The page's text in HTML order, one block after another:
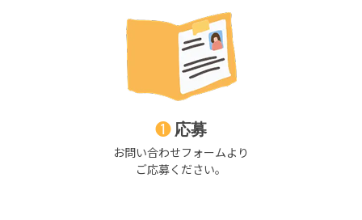
❶ 応募
お問い合わせフォームより
ご応募ください。